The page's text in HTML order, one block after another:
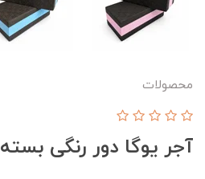
محصولات
آجر یوگا دور رنگی بسته 2 عددی